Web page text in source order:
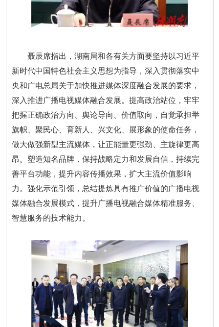
聂辰席指出，湖南局和各有关方面要坚持以习近平
新时代中国特色社会主义思想为指导，深入贯彻落实中
央和广电总局关于加快推进媒体深度融合发展的要求，
深入推进广播电视媒体融合发展。提高政治站位，牢牢
把握正确政治方向、舆论导向、价值取向，自觉承担举
旗帜、聚民心、育新人、兴文化、展形象的使命任务，
做大做强新型主流媒体，让正能量更强劲、主旋律更高
昂。塑造知名品牌，保持战略定力和发展自信，持续完
善平台功能，提升内容传播效果，扩大主流价值影响
力。强化示范引领，总结提炼具有推广价值的广播电视
媒体融合发展模式，提升广播电视融合媒体精准服务、
智慧服务的技术能力。